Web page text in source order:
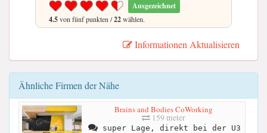
Ausgezeichnet
4.5von fünf punkten /22wählen.
Informationen Aktualisieren
Ähnliche Firmen der Nähe
Brains and Bodies CoWorking
159 meter
super Lage, direkt bei der U3